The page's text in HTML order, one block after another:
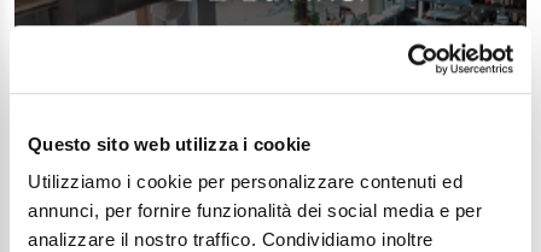
Questo sito web utilizza i cookie
Utilizziamo i cookie per personalizzare contenuti ed
annunci, per fornire funzionalità dei social media e per
analizzare il nostro traffico. Condividiamo inoltre